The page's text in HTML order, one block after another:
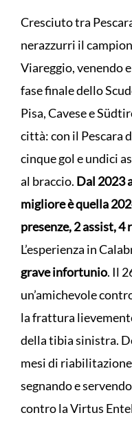
Cresciuto tra
nerazzurri il
Viareggio, venendo
fase finale dello
Pisa, Cavese e
città: con il Pescara
cinque gol e undici
al braccio. Dal 2023
migliore è quella
presenze, 2 assist,
L’esperienza in
grave infortunio. Il
un’amichevole
la frattura
della tibia sinistra.
mesi di
segnando e
contro la Virtus